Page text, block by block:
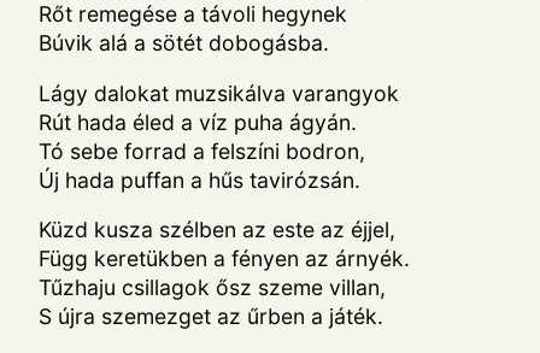
Rőt remegése a távoli hegynek
Búvik alá a sötét dobogásba.
Lágy dalokat muzsikálva varangyok
Rút hada éled a víz puha ágyán.
Tó sebe forrad a felszíni bodron,
Új hada puffan a hűs tavirózsán.
Küzd kusza szélben az este az éjjel,
Függ keretükben a fényen az árnyék.
Tűzhaju csillagok ősz szeme villan,
S újra szemezget az űrben a játék.